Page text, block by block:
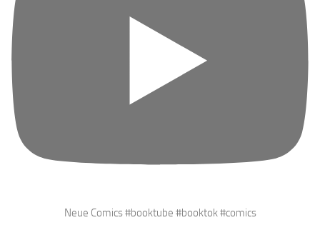
Neue Comics #booktube #booktok #comics